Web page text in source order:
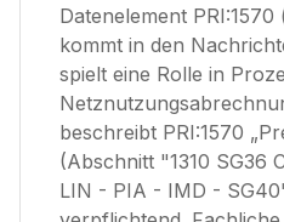
Datenelement PRI:1570
kommt in den
spielt eine Rolle in
beschreibt PRI:1570
(Abschnitt "1310 SG36
LIN - PIA - IMD -